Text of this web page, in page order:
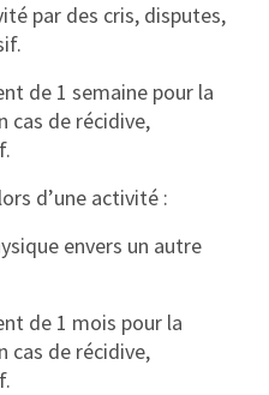
par des cris, disputes,
de 1 semaine pour la
cas de récidive,
d’une activité :
envers un autre
de 1 mois pour la
cas de récidive,